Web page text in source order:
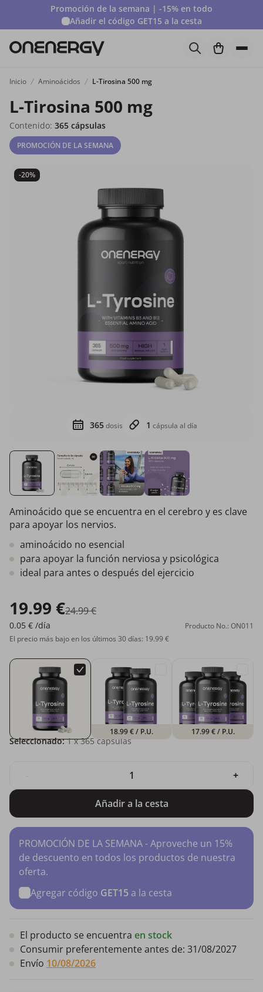
Promoción de la semana | -15% en todo
Añadir el código GET15 a la cesta
Inicio Aminoácidos L-Tirosina 500 mg
L-Tirosina 500 mg
Contenido: 365 cápsulas
PROMOCIÓN DE LA SEMANA
-20%
365dosis 1 cápsula al día
Aminoácido que se encuentra en el cerebro y es clave
para apoyar los nervios.
aminoácido no esencial
para apoyar la función nerviosa y psicológica
ideal para antes o después del ejercicio
19.99 €24.99 €
0.05 € /día
Producto No.: ON011
El precio más bajo en los últimos 30 días: 19.99 €
18.99 €/ P.U. 17.99 €/ P.U.
Seleccionado: 1x 365 cápsulas
+
Añadir a la cesta
PROMOCIÓN DE LA SEMANA - Aproveche un 15%
de descuento en todos los productos de nuestra
oferta.
Agregar código GET15 a la cesta
El producto se encuentra en stock
Consumir preferentemente antes de: 31/08/2027
Envío 10/08/2026